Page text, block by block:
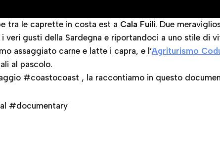
tra le caprette in costa est a Cala Fuili. Due
gusti della Sardegna e riportandoci a uno stile di
assaggiato carne e latte i capra, e l’Agriturismo
al pascolo.
#coastocoast , la raccontiamo in questo
#documentary